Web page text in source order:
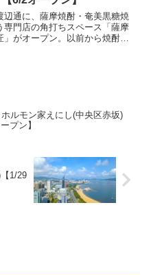
辺通に、薩摩焼酎・奄美黒糖焼
専門店の角打ちスペース「薩摩
」がオープン。以前から焼酎を
ホルモン家えにし(中央区赤坂)
プン】
1/29